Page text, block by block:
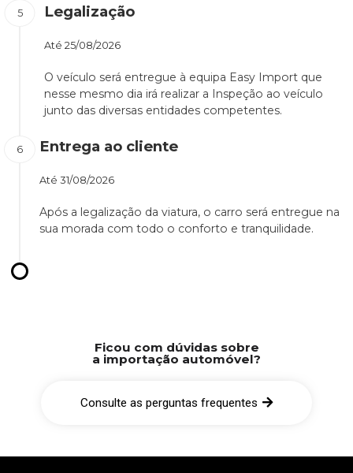
Legalização
Até 25/08/2026
O veículo será entregue à equipa Easy Import que
nesse mesmo dia irá realizar a Inspeção ao veículo
junto das diversas entidades competentes.
Entrega ao cliente
Até 31/08/2026
Após a legalização da viatura, o carro será entregue na
sua morada com todo o conforto e tranquilidade.
Ficou com dúvidas sobre
a importação automóvel?
Consulte as perguntas frequentes